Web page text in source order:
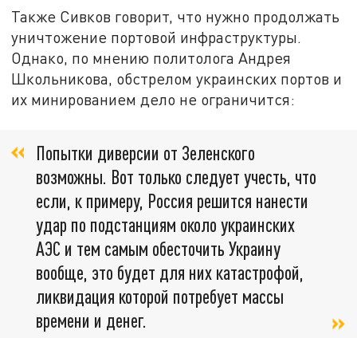
Также Сивков говорит, что нужно продолжать
уничтожение портовой инфраструктуры.
Однако, по мнению политолога Андрея
Школьникова, обстрелом украинских портов и
их минированием дело не ограничится:
Попытки диверсии от Зеленского
возможны. Вот только следует учесть, что
если, к примеру, Россия решится нанести
удар по подстанциям около украинских
АЭС и тем самым обесточить Украину
вообще, это будет для них катастрофой,
ликвидация которой потребует массы
времени и денег.